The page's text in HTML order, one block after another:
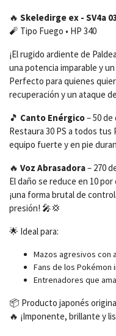
🔥 Skeledirge ex - SV4a
🧨 Tipo Fuego • HP 340
¡El rugido ardiente de
una potencia imparable y
Perfecto para quienes
recuperación y un ataque
🎵 Canto Enérgico– 50 de
Restaura 30 PS a todos
equipo fuerte y en pie
🔥 Voz Abrasadora– 270
El daño se reduce en 10
¡una forma brutal de
presión! 🎤💢
🌟 Ideal para:
Mazos agresivos con
Fans de los Pokémon
Entrenadores que
📦 Producto japonés
🔥 ¡Imponente, brillante y